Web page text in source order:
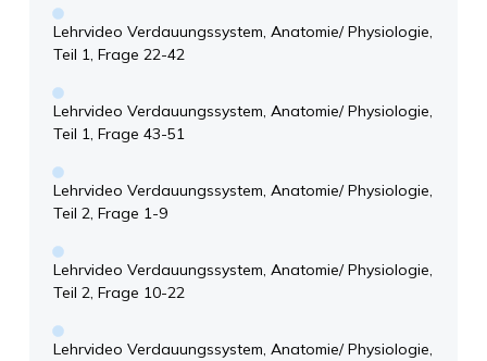
Lehrvideo Verdauungssystem, Anatomie/ Physiologie,
Teil 1, Frage 22-42
Lehrvideo Verdauungssystem, Anatomie/ Physiologie,
Teil 1, Frage 43-51
Lehrvideo Verdauungssystem, Anatomie/ Physiologie,
Teil 2, Frage 1-9
Lehrvideo Verdauungssystem, Anatomie/ Physiologie,
Teil 2, Frage 10-22
Lehrvideo Verdauungssystem, Anatomie/ Physiologie,